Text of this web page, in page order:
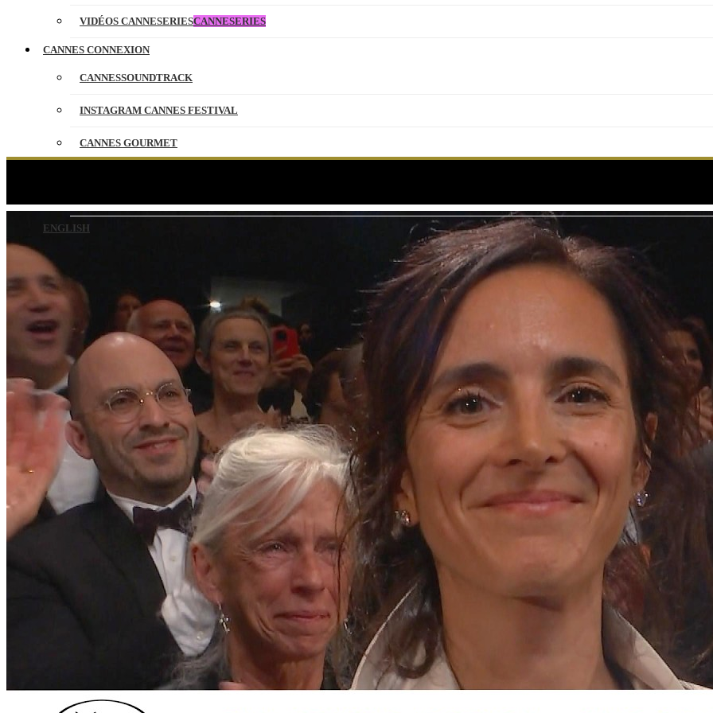
VIDÉOS CANNESERIESCANNESERIES
CANNES CONNEXION
CANNESSOUNDTRACK
INSTAGRAM CANNES FESTIVAL
CANNES GOURMET
ENGLISH